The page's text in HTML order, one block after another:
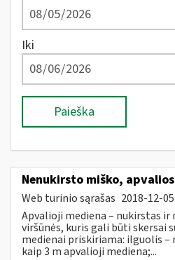
Iki
Paieška
Nenukirsto miško,
Web turinio sąrašas 2018-12-05
Apvalioji mediena – nukirstas ir
viršūnės, kuris gali būti skersai
medienai priskiriama: ilguolis –
kaip 3 m apvalioji mediena;...